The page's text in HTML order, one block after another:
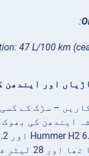
:
47 L/100 km
اور ایندھن
– سڑک کے کسی
ایندھن کی بھوک